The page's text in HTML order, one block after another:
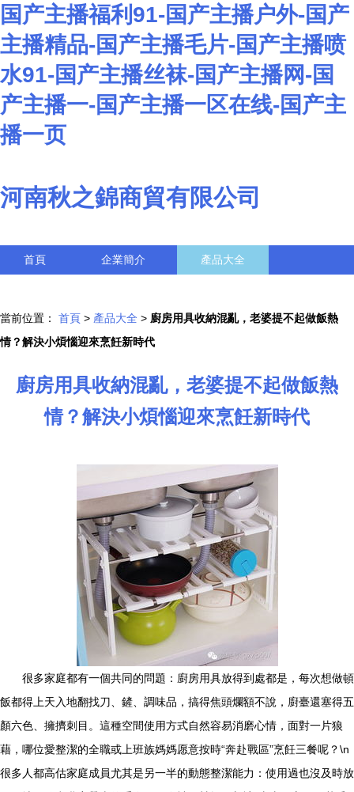
国产主播福利91-国产主播户外-国产
主播精品-国产主播毛片-国产主播喷
水91-国产主播丝袜-国产主播网-国
产主播一-国产主播一区在线-国产主
播一页
河南秋之錦商貿有限公司
首頁 企業簡介 產品大全
當前位置： 首頁 > 產品大全 > 廚房用具收納混亂，老婆提不起做飯熱
情？解決小煩惱迎來烹飪新時代
廚房用具收納混亂，老婆提不起做飯熱
情？解決小煩惱迎來烹飪新時代
很多家庭都有一個共同的問題：廚房用具放得到處都是，每次想做頓
飯都得上天入地翻找刀、鏟、調味品，搞得焦頭爛額不說，廚臺還塞得五
顏六色、擁擠刺目。這種空間使用方式自然容易消磨心情，面對一片狼
藉，哪位愛整潔的全職或上班族媽媽愿意按時“奔赴戰區”烹飪三餐呢？\n
很多人都高估家庭成員尤其是另一半的動態整潔能力：使用過也沒及時放